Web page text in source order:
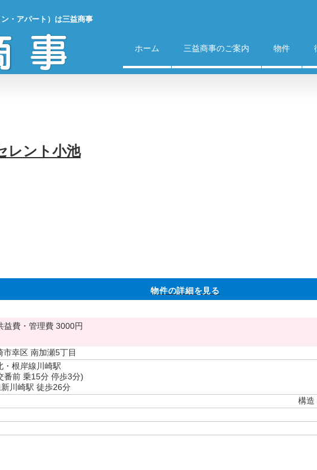
・アパート）は三益商事
ホーム 三益商事のご案内 物件
レント小池
物件の詳細を見る
益費・管理費 3000円
市幸区 南加瀬5丁目
・根岸線川崎駅
番前 乗15分 停歩3分)
新川崎駅 徒歩26分
構造